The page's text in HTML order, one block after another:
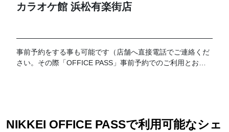
カラオケ館 浜松有楽街店
事前予約をする事も可能です（店舗へ直接電話でご連絡くだ
さい。その際「OFFICE PASS」事前予約でのご利用とお伝
NIKKEI OFFICE PASSで利用可能なシェ